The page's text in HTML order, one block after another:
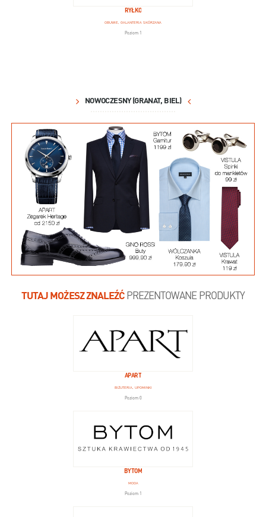
RYŁKO
OBUWIE, GALANTERIA SKÓRZANA
Poziom 1
NOWOCZESNY (GRANAT, BIEL)
TUTAJ MOŻESZ ZNALEŹĆPREZENTOWANE PRODUKTY
APART
BIŻUTERIA, UPOMINKI
Poziom 0
BYTOM
MODA
Poziom 1